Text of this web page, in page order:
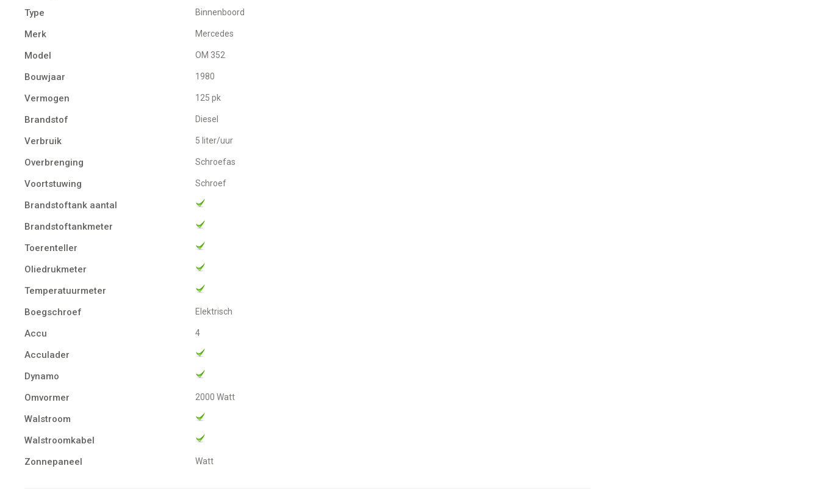
Type Binnenboord
Merk Mercedes
Model OM 352
Bouwjaar 1980
Vermogen 125 pk
Brandstof Diesel
Verbruik 5 liter/uur
Overbrenging Schroefas
Voortstuwing schroef
Brandstoftank aantal
Brandstoftankmeter
Toerenteller
Oliedrukmeter
Temperatuurmeter
Boegschroef
Elektrisch
Accu 4
Acculader
Dynamo
Omvormer
2000 Watt
Walstroom
Walstroomkabel
Zonnepaneel
Watt